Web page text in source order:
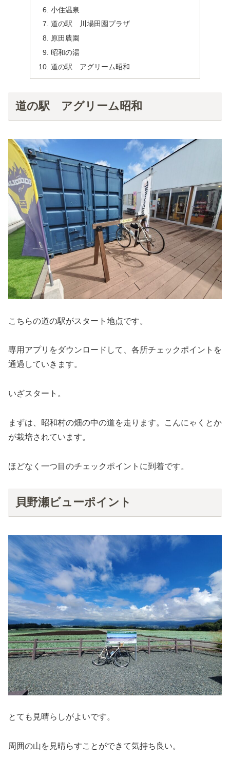
小住温泉
道の駅 川場田園プラザ
原田農園
昭和の湯
道の駅 アグリーム昭和
道の駅 アグリーム昭和
こちらの道の駅がスタート地点です。
専用アプリをダウンロードして、各所チェックポイントを
通過していきます。
いざスタート。
まずは、昭和村の畑の中の道を走ります。こんにゃくとか
が栽培されています。
ほどなく一つ目のチェックポイントに到着です。
貝野瀬ビューポイント
とても見晴らしがよいです。
周囲の山を見晴らすことができて気持ち良い。